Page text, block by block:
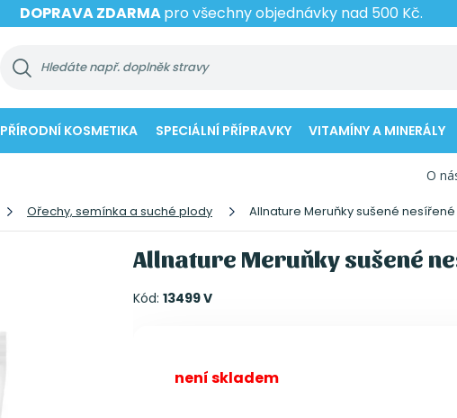
DOPRAVA ZDARMApro všechny objednávky nad 500 Kč.
PŘÍRODNÍ KOSMETIKA SPECIÁLNÍ PŘÍPRAVKY VITAMÍNY A MINERÁLY
O
Ořechy, semínka a suché plody Allnature Meruňky sušené nesířené
Allnature Meruňky sušené
Kód: 13499 V
není skladem